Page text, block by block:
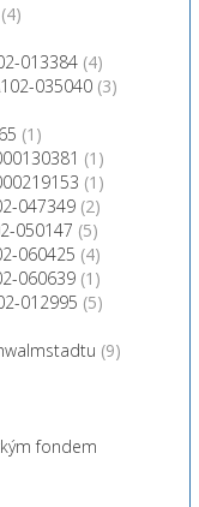
(4)
013384 (4)
035040 (3)
(1)
(1)
(1)
047349 (2)
050147 (5)
060425 (4)
060639 (1)
012995 (5)
(9)
fondem